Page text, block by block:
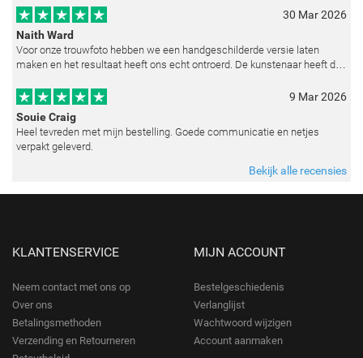
30 Mar 2026
Naith Ward
Voor onze trouwfoto hebben we een handgeschilderde versie laten
maken en het resultaat heeft ons echt ontroerd. De kunstenaar heeft de
9 Mar 2026
Souie Craig
Heel tevreden met mijn bestelling. Goede communicatie en netjes
verpakt geleverd.
Bekijk alle recensies
KLANTENSERVICE
Neem contact met ons op
Over ons
Betalingsmethoden
Verzending en Retourneren
MIJN ACCOUNT
Bestelgeschiedenis
Verlanglijst
Wachtwoord wijzigen
Account aanmaken